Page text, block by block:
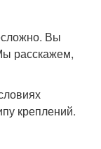
Вы
расскажем,
креплений.